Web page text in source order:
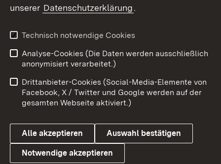
X / Twitter
Youtube
Link zum Landesportal
Benutzungshinweise
Barrierefreiheit
Datenschutz
Cookies
unserer Datenschutzerklärung.
Technisch notwendige Cookies
Analyse-Cookies (Die Daten werden ausschließlich
anonymisiert verarbeitet.)
Drittanbieter-Cookies (Social-Media-Elemente von
Facebook, X / Twitter und Google werden auf der
gesamten Webseite aktiviert.)
Alle akzeptieren Auswahl bestätigen
Notwendige akzeptieren